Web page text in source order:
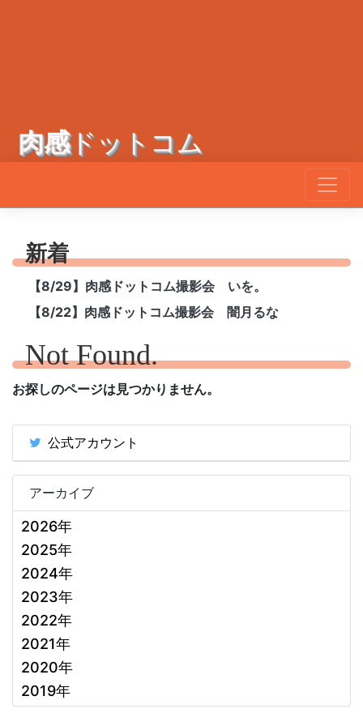
肉感ドットコム
新着
【8/29】肉感ドットコム撮影会 いを。
【8/22】肉感ドットコム撮影会 闇月るな
Not Found.
お探しのページは見つかりません。
公式アカウント
アーカイブ
2026年
2025年
2024年
2023年
2022年
2021年
2020年
2019年